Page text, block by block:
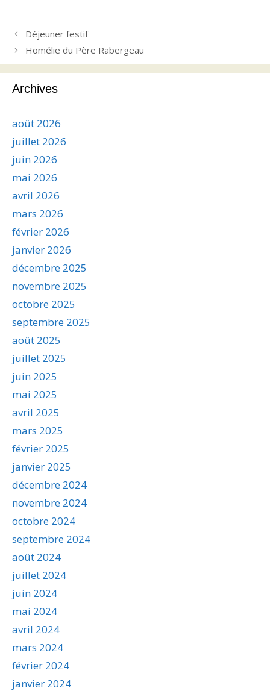
Déjeuner festif
Homélie du Père Rabergeau
Archives
août 2026
juillet 2026
juin 2026
mai 2026
avril 2026
mars 2026
février 2026
janvier 2026
décembre 2025
novembre 2025
octobre 2025
septembre 2025
août 2025
juillet 2025
juin 2025
mai 2025
avril 2025
mars 2025
février 2025
janvier 2025
décembre 2024
novembre 2024
octobre 2024
septembre 2024
août 2024
juillet 2024
juin 2024
mai 2024
avril 2024
mars 2024
février 2024
janvier 2024